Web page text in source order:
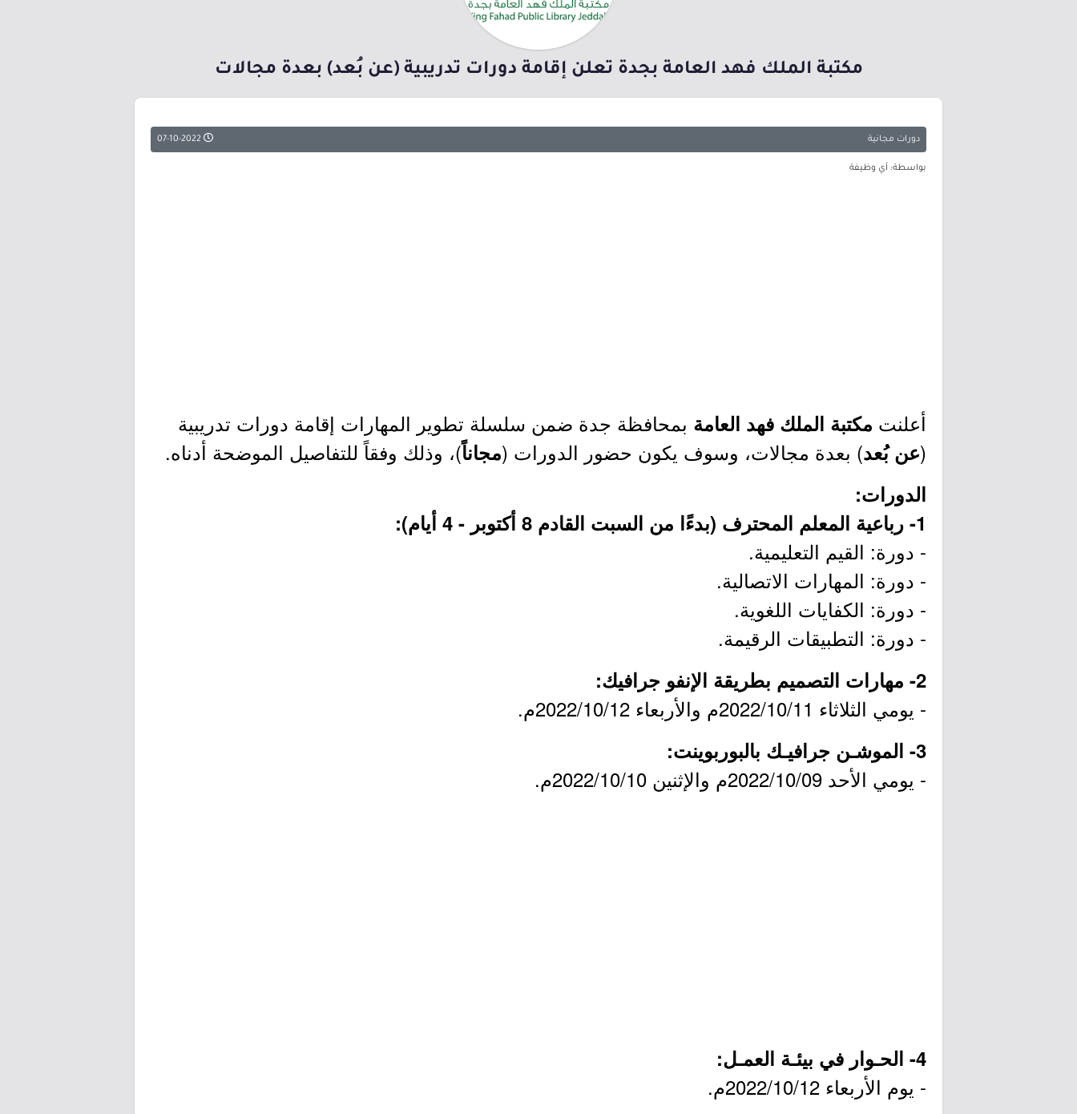
مكتبة الملك فهد العامة بجدة تعلن إقامة دورات تدريبية (عن بُعد) بعدة مجالات
دورات مجانية
بواسطة: أي وظيفة
أعلنت مكتبة الملك فهد العامة بمحافظة جدة ضمن سلسلة تطوير المهارات إقامة دورات تدريبية
(عن بُعد) بعدة مجالات، وسوف يكون حضور الدورات (مجاناً)، وذلك وفقاً للتفاصيل الموضحة أدناه.
الدورات:
1- رباعية المعلم المحترف (بدءًا من السبت القادم 8 أكتوبر - 4 أيام):
- دورة: القيم التعليمية.
- دورة: المهارات الاتصالية.
- دورة: الكفايات اللغوية.
- دورة: التطبيقات الرقيمة.
2- مهارات التصميم بطريقة الإنفو جرافيك:
- يومي الثلاثاء 2022/10/11م والأربعاء 2022/10/12م.
3- الموشـن جرافيـك بالبوربوينت:
- يومي الأحد 2022/10/09م والإثنين 2022/10/10م.
4- الحـوار في بيئـة العمـل:
- يوم الأربعاء 2022/10/12م.